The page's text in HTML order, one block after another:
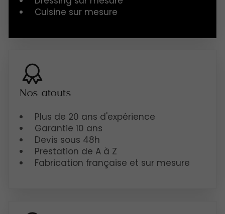
Cuisine sur mesure
Nos atouts
Plus de 20 ans d'expérience
Garantie 10 ans
Devis sous 48h
Prestation de A à Z
Fabrication française et sur mesure